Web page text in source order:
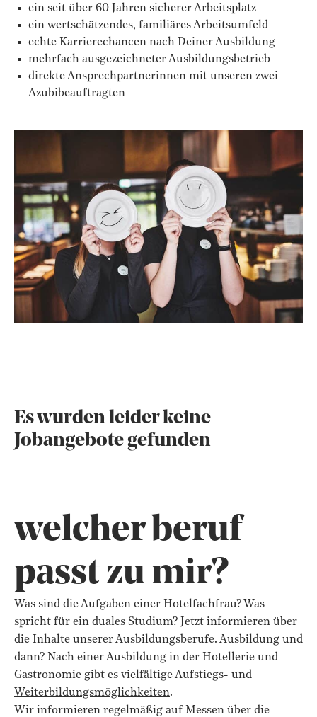
ein seit über 60 Jahren sicherer Arbeitsplatz
ein wertschätzendes, familiäres Arbeitsumfeld
echte Karrierechancen nach Deiner Ausbildung
mehrfach ausgezeichneter Ausbildungsbetrieb
direkte Ansprechpartnerinnen mit unseren zwei
Azubibeauftragten
Es wurden leider keine
Jobangebote gefunden
welcher beruf
passt zu mir?
Was sind die Aufgaben einer Hotelfachfrau? Was
spricht für ein duales Studium? Jetzt informieren über
die Inhalte unserer Ausbildungsberufe. Ausbildung und
dann? Nach einer Ausbildung in der Hotellerie und
Gastronomie gibt es vielfältigeAufstiegs- und
Weiterbildungsmöglichkeiten.
Wir informieren regelmäßig auf Messen über die